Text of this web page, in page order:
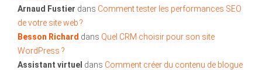
Arnaud Fustier dans Comment tester les performances SEO
de votre site web ?
Besson Richard dans Quel CRM choisir pour son site
WordPress ?
Assistant virtuel dans Comment créer du contenu de blogue